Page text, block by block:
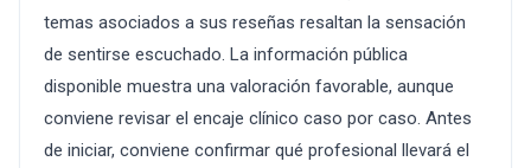
temas asociados a sus reseñas resaltan la sensación
de sentirse escuchado. La información pública
disponible muestra una valoración favorable, aunque
conviene revisar el encaje clínico caso por caso. Antes
de iniciar, conviene confirmar qué profesional llevará el